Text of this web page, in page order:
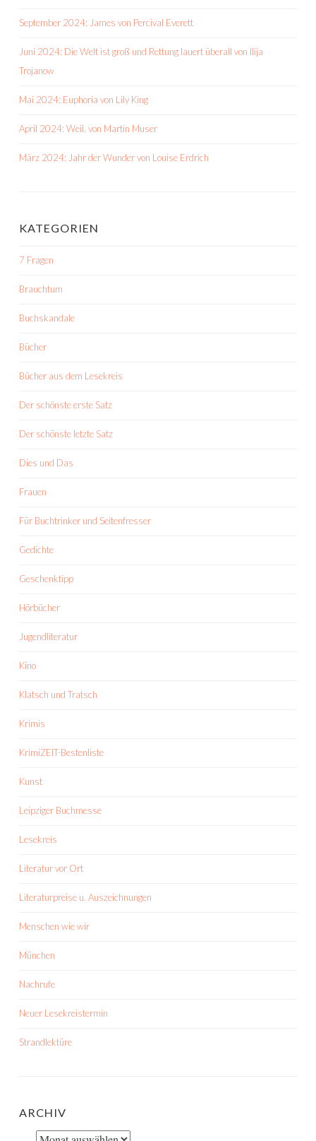
September 2024: James von Percival Everett
Juni 2024: Die Welt ist groß und Rettung lauert überall von Ilija
Trojanow
Mai 2024: Euphoria von Lily King
April 2024: Weil. von Martin Muser
März 2024: Jahr der Wunder von Louise Erdrich
KATEGORIEN
7 Fragen
Brauchtum
Buchskandale
Bücher
Bücher aus dem Lesekreis
Der schönste erste Satz
Der schönste letzte Satz
Dies und Das
Frauen
Für Buchtrinker und Seitenfresser
Gedichte
Geschenktipp
Hörbücher
Jugendliteratur
Kino
Klatsch und Tratsch
Krimis
KrimiZEIT-Bestenliste
Kunst
Leipziger Buchmesse
Lesekreis
Literatur vor Ort
Literaturpreise u. Auszeichnungen
Menschen wie wir
München
Nachrufe
Neuer Lesekreistermin
Strandlektüre
ARCHIV